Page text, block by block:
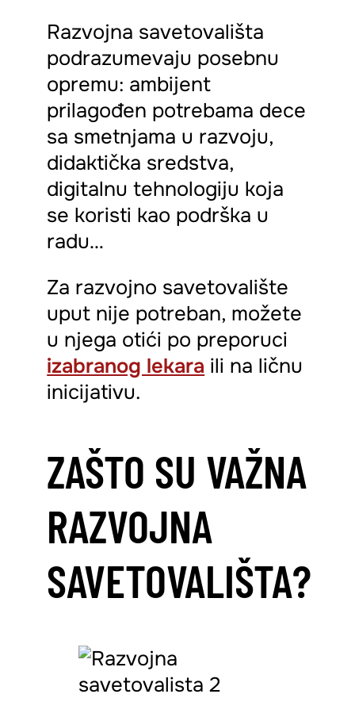
Razvojna savetovališta
podrazumevaju posebnu
opremu: ambijent
prilagođen potrebama dece
sa smetnjama u razvoju,
didaktička sredstva,
digitalnu tehnologiju koja
se koristi kao podrška u
radu…
Za razvojno savetovalište
uput nije potreban, možete
u njega otići po preporuci
izabranog lekara ili na ličnu
inicijativu.
ZAŠTO SU VAŽNA
RAZVOJNA
SAVETOVALIŠTA?